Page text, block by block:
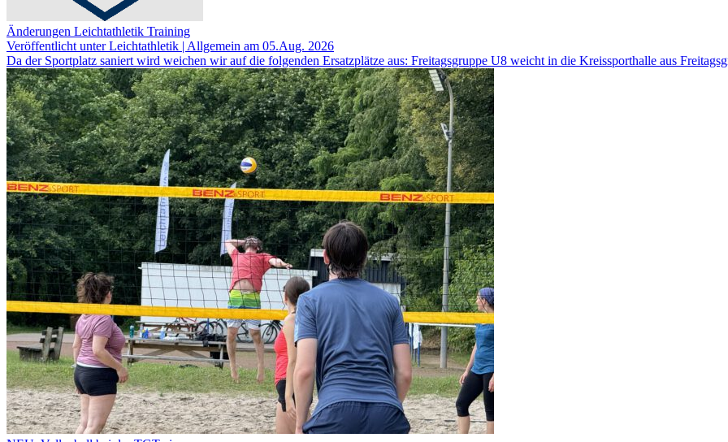
Änderungen Leichtathletik Training
Veröffentlicht unter Leichtathletik | Allgemein am 05.Aug. 2026
Da der Sportplatz saniert wird weichen wir auf die folgenden Ersatzplätze aus: Freitagsgruppe U8 weicht in die Kreissporthalle aus